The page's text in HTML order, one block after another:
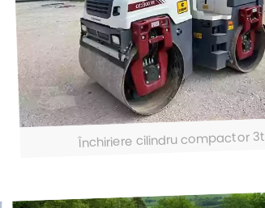
Închiriere cilindru compactor 3t